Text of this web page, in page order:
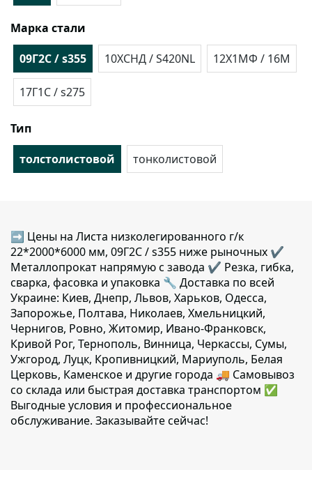
Марка стали
09Г2С / s355
10ХСНД / S420NL 12Х1МФ / 16М
17Г1С / s275
Тип
толстолистовой
тонколистовой
➡ Цены на Листа низколегированного г/к
22*2000*6000 мм, 09Г2С / s355 ниже рыночных ✔️
Металлопрокат напрямую с завода ✔️ Резка, гибка,
сварка, фасовка и упаковка 🔧 Доставка по всей
Украине: Киев, Днепр, Львов, Харьков, Одесса,
Запорожье, Полтава, Николаев, Хмельницкий,
Чернигов, Ровно, Житомир, Ивано-Франковск,
Кривой Рог, Тернополь, Винница, Черкассы, Сумы,
Ужгород, Луцк, Кропивницкий, Мариуполь, Белая
Церковь, Каменское и другие города 🚚 Самовывоз
со склада или быстрая доставка транспортом ✅
Выгодные условия и профессиональное
обслуживание. Заказывайте сейчас!